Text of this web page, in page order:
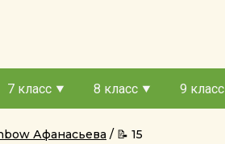
7 класс 8 класс 9 класс
Афанасьева 📝 15